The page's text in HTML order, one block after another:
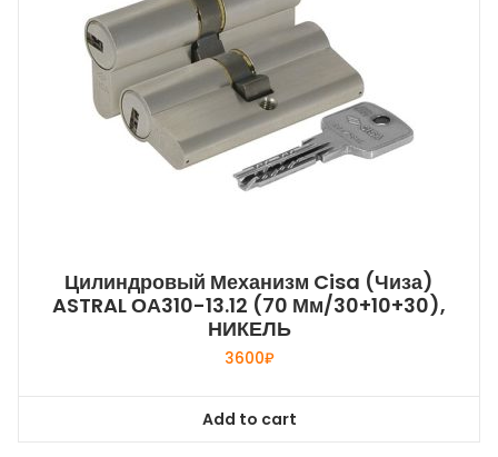
Цилиндровый Механизм Cisa (Чиза)
ASTRAL ОА310-13.12 (70 Мм/30+10+30),
НИКЕЛЬ
3600₽
Add to cart